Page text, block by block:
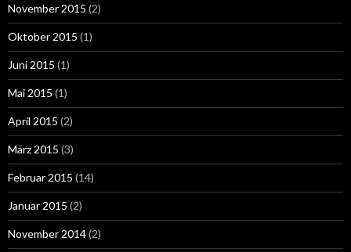
November 2015 (2)
Oktober 2015 (1)
Juni 2015 (1)
Mai 2015 (1)
April 2015 (2)
März 2015 (3)
Februar 2015 (14)
Januar 2015 (2)
November 2014(2)